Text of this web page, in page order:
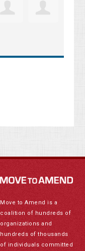
Move to Amend is a
coalition of hundreds of
organizations and
hundreds of thousands
of individuals committed